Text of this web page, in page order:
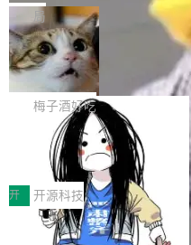
可控性和代码质量提出了更高
安全与合规要求。对于大多数
有云模型能够满足快速试用和
但对于金融、能源、医疗等对
各业的Agent走向规模化建设
渐丰富，用户关注的重点也在
让AI用起来，还要进一步看清
Token花在哪里、算力是否被
续增长的AI成本该如何优化。
正是围绕这些实际问题，从
理两个方面，让用户的每一份
得住、用得稳、省得下、更安
始，Token使用一目...
Bigtable 作者之一。
Gemini 的架构师。Google 首
ean 在 Google 工作了 27 年
不是一个人走。一同离开的还
wat（Google 员工编号 23，
年的编程搭档，MapReduce
作者）、Quoc Le（Google 大
q2Seq 和 DocAI 的共同发明
yals（Gemini 联合负责人，
局
🔥 SolonCode v2026.8.4
字体可调、22 种语言、记
打开终端就能上岗的全中文编
把「看得清、用母语、记得住
齐。 SolonCode 是什么
耳科技研发的企业级终端编
中文驱动的数字员工，自主理
骤、编写代码。不挑模型、不
装完即用。 开源地址：Gitee
b 安装 支持 Java 8+（8~26
梅子酒好吃
让“代码语义理解”深度释放
价值潜能：华为云码道（
代码仓技术解析
一、代码仓深度理解技术的作
程实践中，代码仓是企业核心
体。企业级代码仓库通常包含
个文件，其规模远超单次模型
开 开源科技